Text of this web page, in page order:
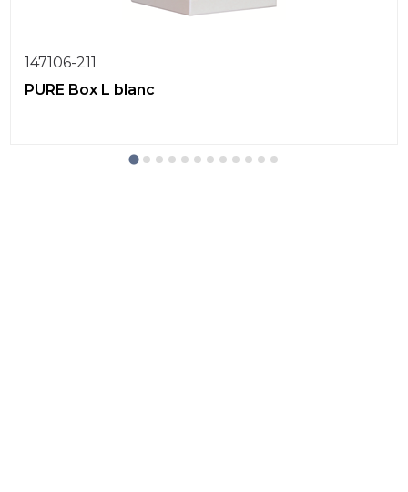
147106-211
PURE Box L blanc